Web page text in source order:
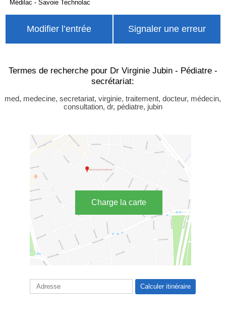
Médilac - Savoie Technolac
Modifier l’entrée Signaler une erreur
Termes de recherche pour Dr Virginie Jubin - Pédiatre -
secrétariat:
med, medecine, secretariat, virginie, traitement, docteur, médecin,
consultation, dr, pédiatre, jubin
Charge la carte